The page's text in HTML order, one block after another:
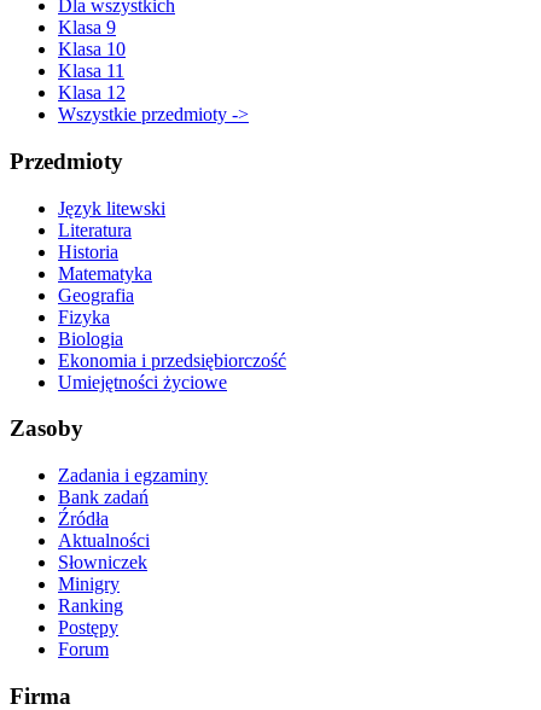
Dla wszystkich
Klasa 9
Klasa 10
Klasa 11
Klasa 12
Wszystkie przedmioty ->
Przedmioty
Język litewski
Literatura
Historia
Matematyka
Geografia
Fizyka
Biologia
Ekonomia i przedsiębiorczość
Umiejętności życiowe
Zasoby
Zadania i egzaminy
Bank zadań
Źródła
Aktualności
Słowniczek
Minigry
Ranking
Postępy
Forum
Firma